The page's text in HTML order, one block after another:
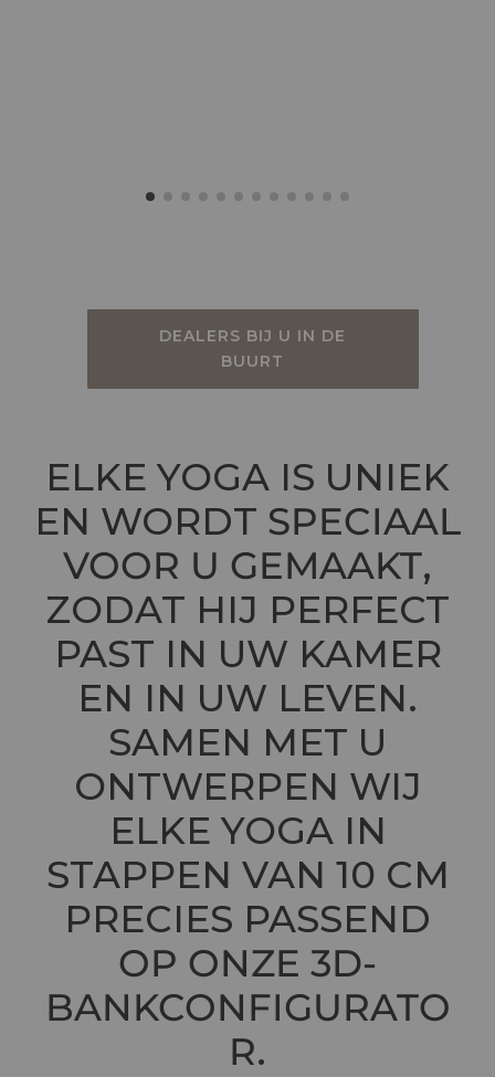
DEALERS BIJ U IN DE
BUURT
ELKE YOGA IS UNIEK
EN WORDT SPECIAAL
VOOR U GEMAAKT,
ZODAT HIJ PERFECT
PAST IN UW KAMER
EN IN UW LEVEN.
SAMEN MET U
ONTWERPEN WIJ
ELKE YOGA IN
STAPPEN VAN 10 CM
PRECIES PASSEND
OP ONZE 3D-
BANKCONFIGURATO
R.